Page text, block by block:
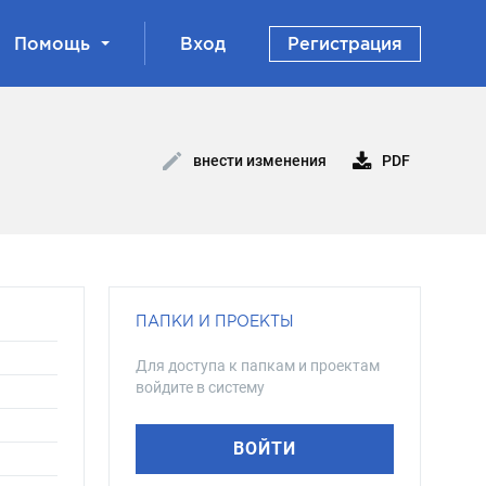
Помощь Вход Регистрация
внести изменения PDF
ПАПКИ И ПРОЕКТЫ
Для доступа к папкам и проектам
войдите в систему
ВОЙТИ